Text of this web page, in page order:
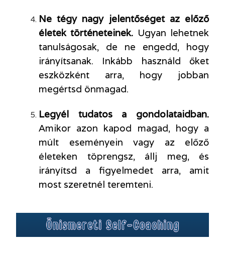
Ne tégy nagy jelentőséget az előző
életek történeteinek. Ugyan lehetnek
tanulságosak, de ne engedd, hogy
irányítsanak. Inkább használd őket
eszközként arra, hogy jobban
megértsd önmagad.
Legyél tudatos a gondolataidban.
Amikor azon kapod magad, hogy a
múlt eseményein vagy az előző
életeken töprengsz, állj meg, és
irányítsd a figyelmedet arra, amit
most szeretnél teremteni.